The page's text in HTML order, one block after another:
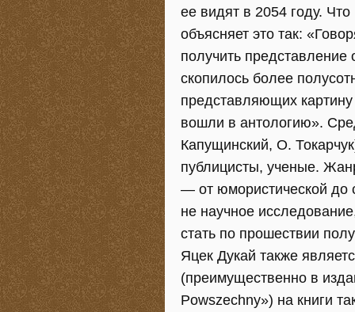
ее видят в 2054 году.
объясняет это так:
получить
скопилось более
представляющих
вошли в антологию».
Капущинский, О.
публицисты, ученые.
— от юмористической до
не научное
стать по прошествии
Яцек Дукай также
(преимущественно в
Powszechny») на книги